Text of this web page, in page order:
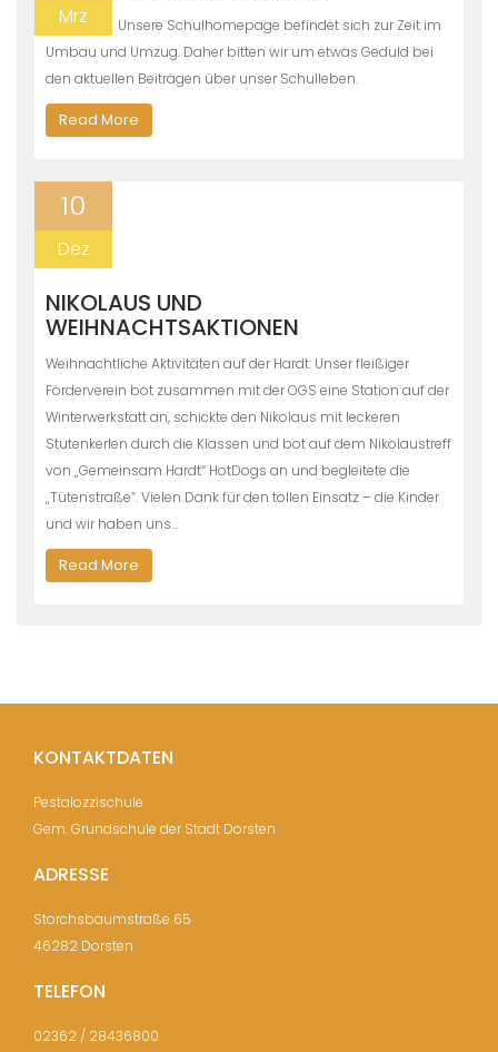
Mrz
Unsere Schulhomepage befindet sich zur Zeit im
Umbau und Umzug. Daher bitten wir um etwas Geduld bei
den aktuellen Beiträgen über unser Schulleben.
Read More
10
Dez
NIKOLAUS UND
WEIHNACHTSAKTIONEN
Weihnachtliche Aktivitäten auf der Hardt: Unser fleißiger
Förderverein bot zusammen mit der OGS eine Station auf der
Winterwerkstatt an, schickte den Nikolaus mit leckeren
Stutenkerlen durch die Klassen und bot auf dem Nikolaustreff
von „Gemeinsam Hardt“ HotDogs an und begleitete die
„Tütenstraße“. Vielen Dank für den tollen Einsatz – die Kinder
und wir haben uns…
Read More
KONTAKTDATEN
Pestalozzischule
Gem. Grundschule der Stadt Dorsten
ADRESSE
Storchsbaumstraße 65
46282 Dorsten
TELEFON
02362 / 28436800